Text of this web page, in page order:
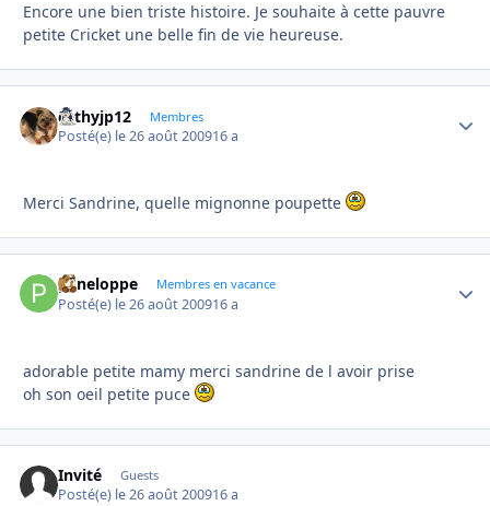
Encore une bien triste histoire. Je souhaite à cette pauvre
petite Cricket une belle fin de vie heureuse.
cathyjp12 Membres
Posté(e) le 26 août 200916 a
Merci Sandrine, quelle mignonne poupette
peneloppe Membres en vacance
Posté(e) le 26 août 200916 a
adorable petite mamy merci sandrine de l avoir prise
oh son oeil petite puce
Invité Guests
Posté(e) le 26 août 200916 a